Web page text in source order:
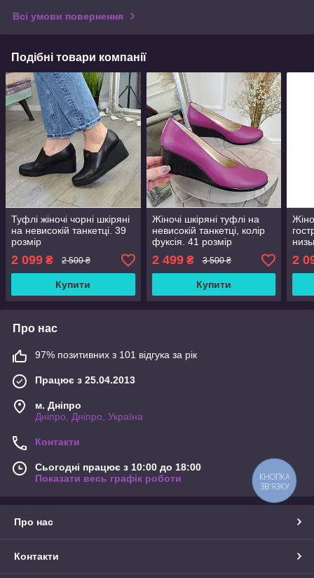
Всі умови повернення
Подібні товари компанії
Туфлі жіночі чорні шкіряні
на невисокій танкетці. 39
розмір
2 099 ₴ 2 500 ₴
Купити
Жіночі шкіряні туфлі на
невисокій танкетці, колір
фуксія. 41 розмір
2 499₴ 3 500 ₴
Купити
2
Про нас
97% позитивних з 101 відгука за рік
Працює з 25.04.2013
м. Дніпро
Дніпро, Дніпро, Україна
Контакти
Сьогодні працює з 10:00 до 18:00
Показати весь графік роботи
Про нас
Контакти
КНОПКА
ЗВ'ЯЗКУ